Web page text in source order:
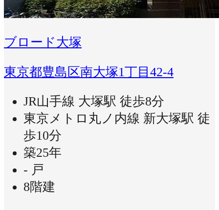
ブロード大塚
東京都豊島区南大塚1丁目42-4
JR山手線 大塚駅 徒歩8分
東京メトロ丸ノ内線 新大塚駅 徒
歩10分
築25年
- 戸
8階建